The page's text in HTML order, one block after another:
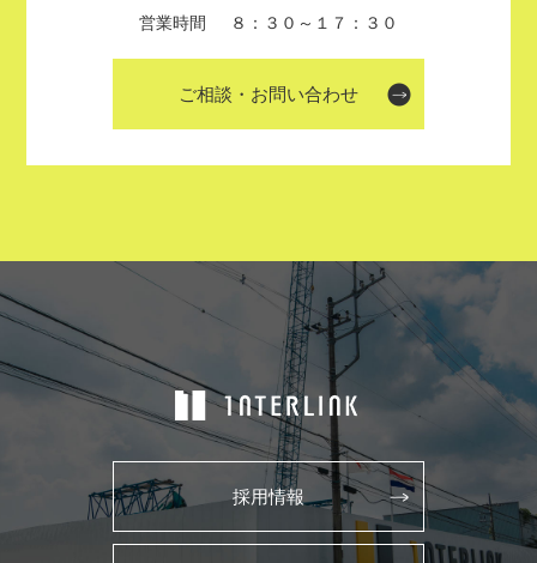
営業時間 ８：３０～１７：３０
ご相談・お問い合わせ
採用情報